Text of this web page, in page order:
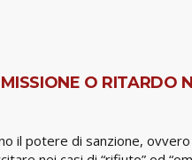
O RITARDO
il potere di sanzione, ovvero